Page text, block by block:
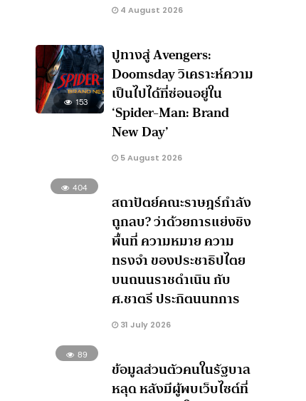
4 August 2026
153
ปูทางสู่ Avengers:
Doomsday วิเคราะห์ความ
เป็นไปได้ที่ซ่อนอยู่ใน
‘Spider-Man: Brand
New Day’
5 August 2026
404
สถาปัตย์คณะราษฎร์กำลัง
ถูกลบ? ว่าด้วยการแย่งชิง
พื้นที่ ความหมาย ความ
ทรงจำ ของประชาธิปไตย
บนถนนราชดำเนิน กับ
ศ.ชาตรี ประกิตนนทการ
31 July 2026
89
ข้อมูลส่วนตัวคนในรัฐบาล
หลุด หลังมีผู้พบเว็บไซต์ที่